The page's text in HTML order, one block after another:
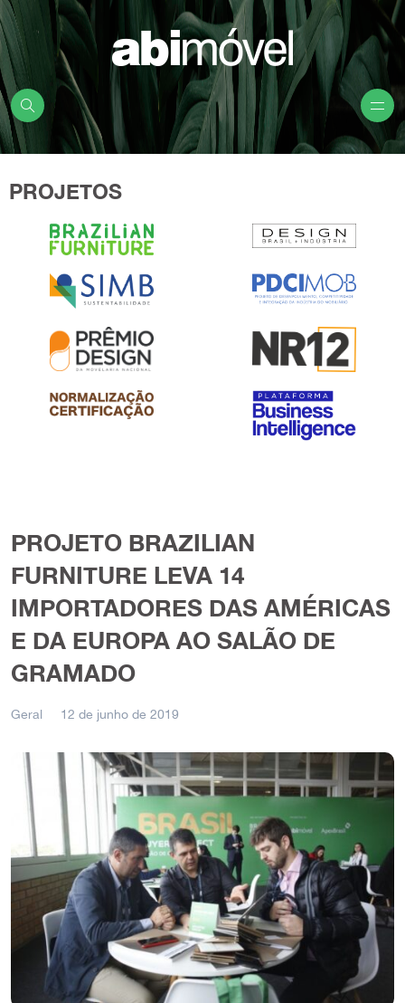
PROJETOS
PROJETO BRAZILIAN
FURNITURE LEVA 14
IMPORTADORES DAS AMÉRICAS
E DA EUROPA AO SALÃO DE
GRAMADO
Geral 12 de junho de 2019